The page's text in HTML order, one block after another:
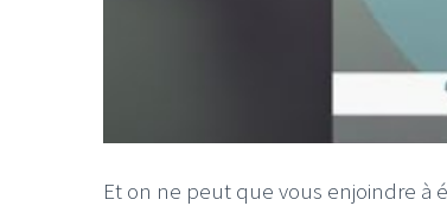
Et on ne peut que vous enjoindre à